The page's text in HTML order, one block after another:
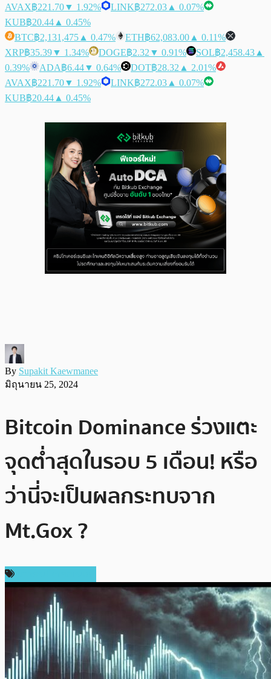
AVAX฿221.70▼ 1.92% LINK฿272.03 ▲ 0.07%
KUB฿20.44 ▲ 0.45%
BTC฿2,131,475 ▲ 0.47% ETH฿62,083.00 ▲ 0.11%
XRP฿35.39▼ 1.34% DOGE฿2.32 ▼ 0.91% SOL฿2,458.43 ▲
0.39%
ADA฿6.44▼ 0.64% DOT฿28.32 ▲ 2.01%
AVAX฿221.70▼ 1.92% LINK฿272.03 ▲ 0.07%
KUB฿20.44 ▲ 0.45%
By Supakit Kaewmanee
มิถุนายน 25, 2024
Bitcoin Dominance ร่วงแตะ
จุดต่ำสุดในรอบ 5 เดือน! หรือ
ว่านี่จะเป็นผลกระทบจาก
Mt.Gox ?